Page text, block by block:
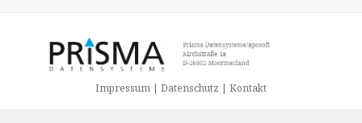
Impressum | Datenschutz | Kontakt